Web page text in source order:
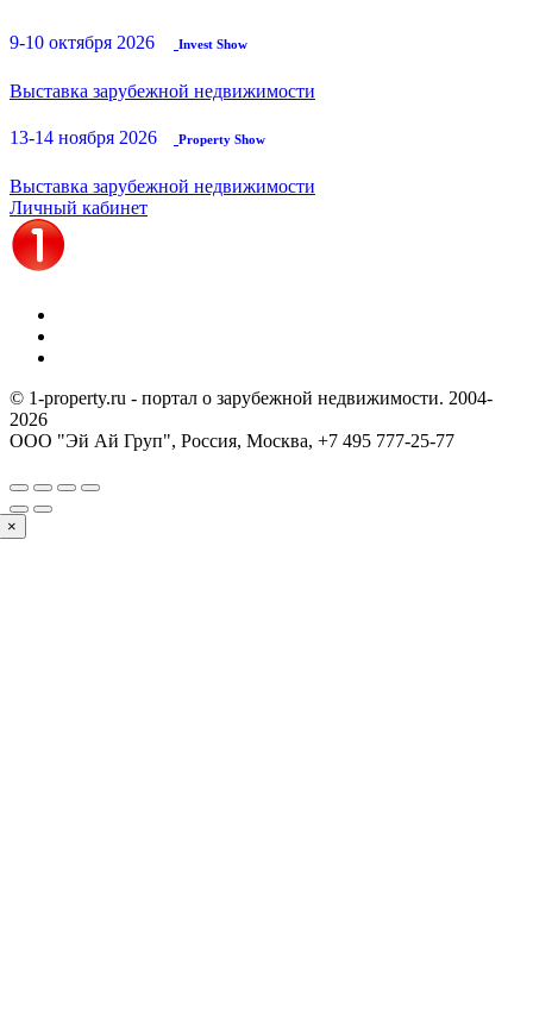
9-10 октября 2026 Invest Show
Выставка зарубежной недвижимости
13-14 ноября 2026 Property Show
Выставка зарубежной недвижимости
Личный кабинет
© 1-property.ru - портал о зарубежной недвижимости. 2004-
2026
ООО "Эй Ай Груп", Россия, Москва, +7 495 777-25-77
×